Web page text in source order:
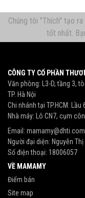
Chúng tôi "Thích" tạo
tốt nhất.
CÔNG TY CỔ PHẦN
Văn phòng: L3-D, tầng 3,
TP. Hà Nội
Chi nhánh tại TP.HCM: Lầu
Nhà máy: Lô CN7, cụm
Email:
Người đại diện: Nguyễn Thị
Số điện thoại: 18006057
VỀ MAMAMY
Điểm bán
Site map